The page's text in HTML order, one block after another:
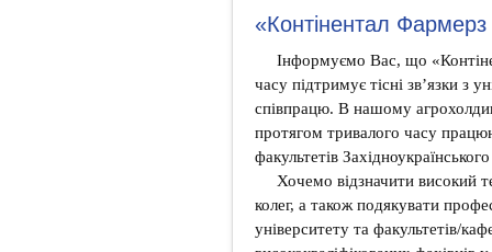
«Контінентал Фармерз
Інформуємо Вас, що
часу підтримує тісні зв’язки з
співпрацю. В нашому
протягом тривалого часу
факультетів
Хочемо відзначити високий
колег, а також подякувати
університету та факультетів/